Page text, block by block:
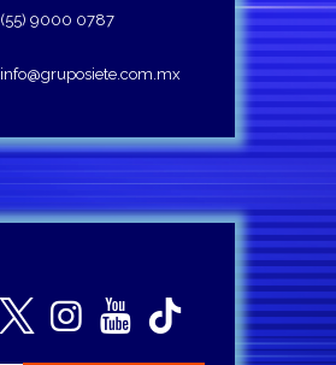
(55) 9000 0787
info@gruposiete.com.mx